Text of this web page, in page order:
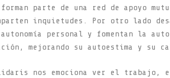
parte de una red de apoyo
inquietudes. Por otro lado
personal y fomentan la
mejorando su autoestima y su
nos emociona ver el trabajo,